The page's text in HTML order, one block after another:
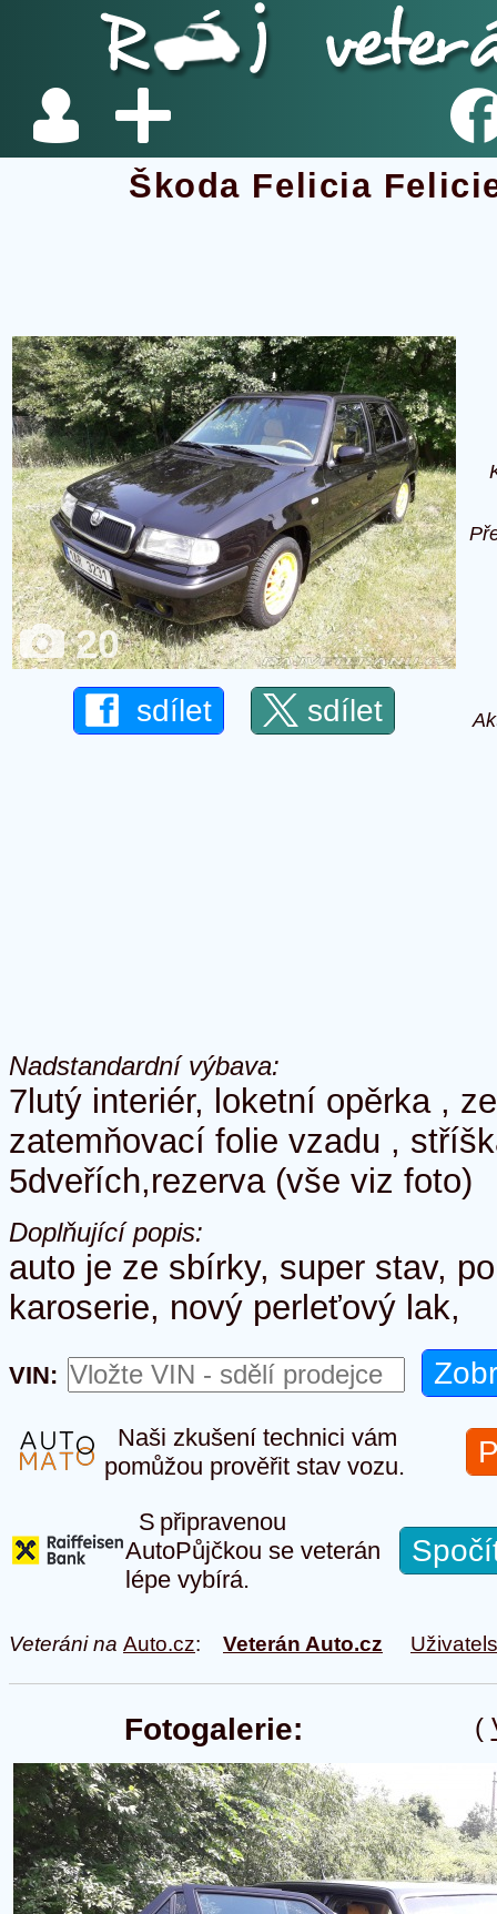
Škoda Felicia
20
sdílet sdílet
Nadstandardní výbava:
7lutý interiér, loketní opěrka ,
zatemňovací folie vzadu ,
5dveřích,rezerva (vše viz foto)
Doplňující popis:
auto je ze sbírky, super stav,
karoserie, nový perleťový lak,
VIN:
Naši zkušení technici vám
pomůžou prověřit stav vozu.
S připravenou
AutoPůjčkou se veterán
lépe vybírá.
Veteráni na Auto.cz: Veterán Auto.cz
(
Fotogalerie: